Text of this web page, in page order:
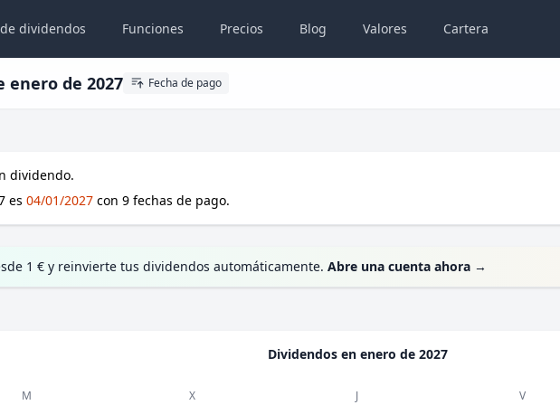
dividendos Funciones Precios Blog Valores Cartera
enero de 2027 Fecha de pago
dividendo.
es 04/01/2027 con 9 fechas de pago.
1 € y reinvierte tus dividendos automáticamente. Abre una cuenta ahora →
Dividendos en enero de 2027
M X J V